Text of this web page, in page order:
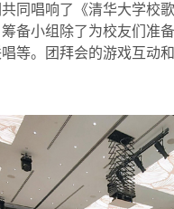
同唱响了《清华大学校
备小组除了为校友们准
等。团拜会的游戏互动